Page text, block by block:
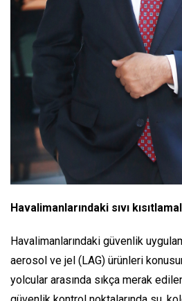
Havalimanlarındaki sıvı
Havalimanlarındaki güvenlik
aerosol ve jel (LAG) ürünleri
yolcular arasında sıkça merak